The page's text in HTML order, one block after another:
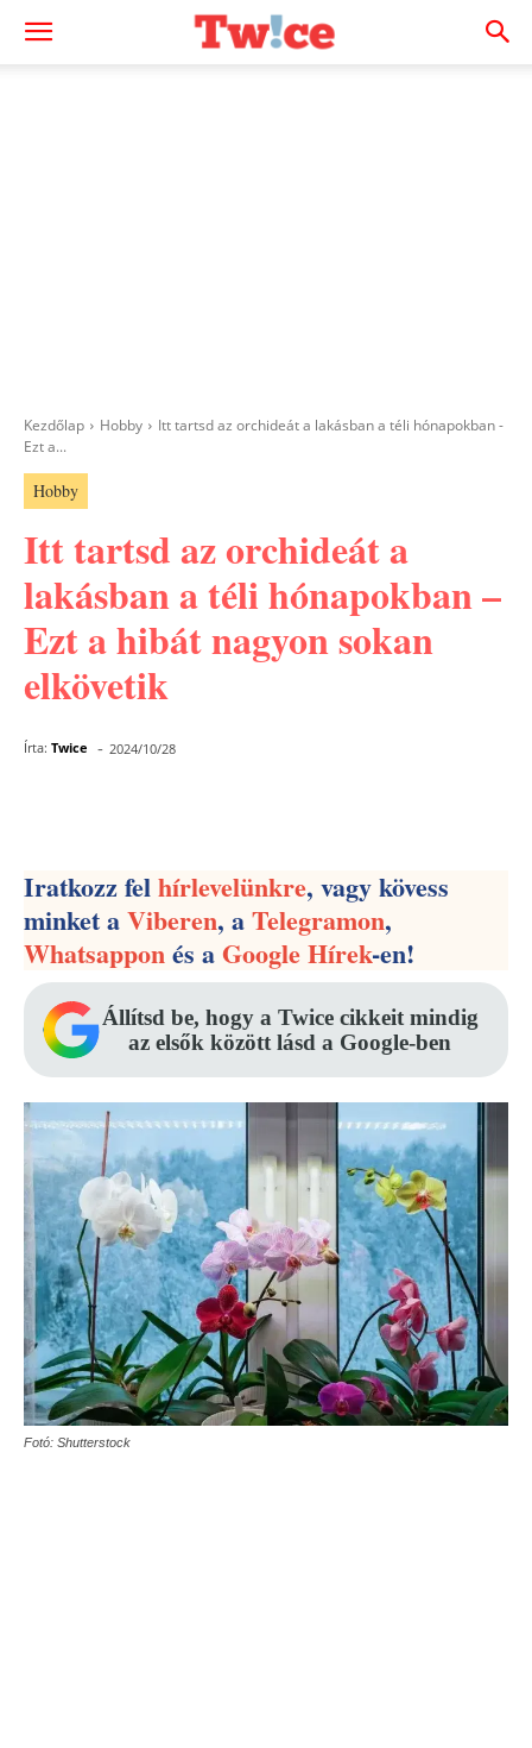
Kezdőlap Hobby
Itt tartsd az orchideát a lakásban a téli hónapokban -
Ezt a...
Hobby
Itt tartsd az orchideát a
lakásban a téli hónapokban –
Ezt a hibát nagyon sokan
elkövetik
Írta: Twice - 2024/10/28
Iratkozz felhírlevelünkre, vagy kövess
minket aViberen, aTelegramon,
Whatsapponés aGoogle Hírek-en!
Állítsd be, hogy a Twice cikkeit mindig
az elsők között lásd a Google-ben
Fotó: Shutterstock